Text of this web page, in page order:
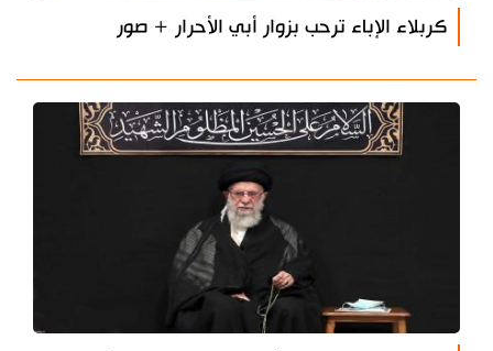
كربلاء الإباء ترحب بزوار أبي الأحرار + صور